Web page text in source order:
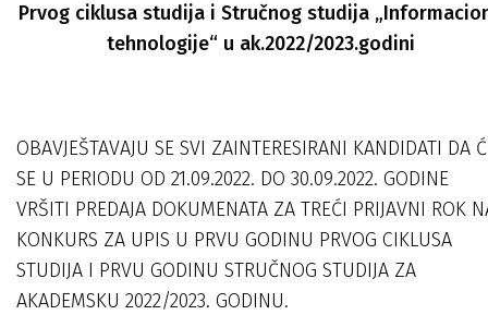
Prvog ciklusa studija i Stručnog studija
tehnologije“ u ak.2022/2023.godini
OBAVJEŠTAVAJU SE SVI ZAINTERESIRANI KANDIDATI DA
SE U PERIODU OD 21.09.2022. DO 30.09.2022. GODINE
VRŠITI PREDAJA DOKUMENATA ZA TREĆI PRIJAVNI ROK
KONKURS ZA UPIS U PRVU GODINU PRVOG CIKLUSA
STUDIJA I PRVU GODINU STRUČNOG STUDIJA ZA
AKADEMSKU 2022/2023. GODINU.